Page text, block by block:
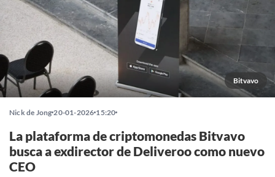
Bitvavo
Nick de Jong 20-01-2026 15:20
La plataforma de criptomonedas Bitvavo
busca a exdirector de Deliveroo como nuevo
CEO